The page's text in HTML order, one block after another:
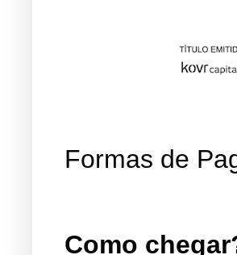
Formas de
Como